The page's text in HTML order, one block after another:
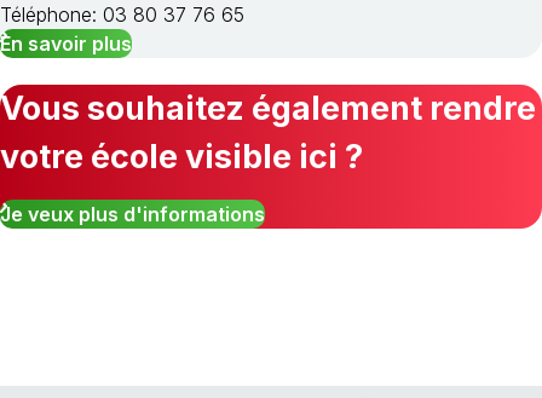
Téléphone: 03 80 37 76 65
En savoir plus
Vous souhaitez également rendre
votre école visible ici ?
Je veux plus d'informations